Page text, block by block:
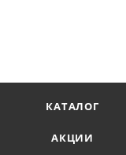
КАТАЛОГ
АКЦИИ